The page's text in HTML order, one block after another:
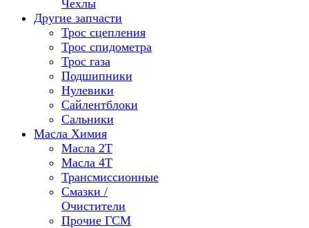
Чехлы
Другие запчасти
Трос сцепления
Трос спидометра
Трос газа
Подшипники
Нулевики
Сайлентблоки
Сальники
Масла Химия
Масла 2Т
Масла 4Т
Трансмиссионные
Смазки /
Очистители
Прочие ГСМ